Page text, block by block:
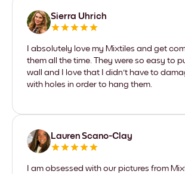
Sierra Uhrich
I absolutely love my Mixtiles and get
them all the time. They were so easy to
wall and I love that I didn't have to
with holes in order to hang them.
Lauren Scano-Clay
I am obsessed with our pictures from